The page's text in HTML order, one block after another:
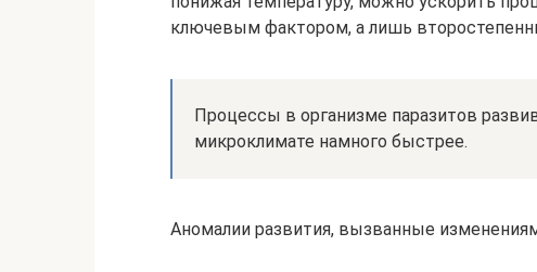
ключевым фактором, а лишь
Процессы в организме паразитов
микроклимате намного быстрее.
Аномалии развития, вызванные